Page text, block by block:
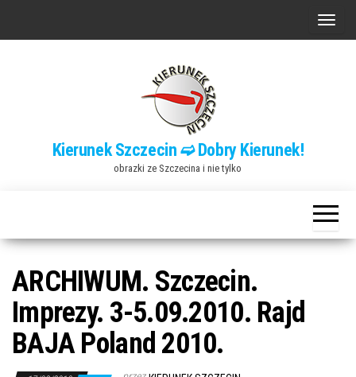
P
n
a
w
Kierunek Szczecin ➫ Dobry Kierunek!
obrazki ze Szczecina i nie tylko
ARCHIWUM. Szczecin.
Imprezy. 3-5.09.2010. Rajd
BAJA Poland 2010.